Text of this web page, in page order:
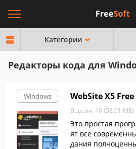
Категории
Редакторы кода для
Windows WebSite X5 Free
Версия: 10 (58.01 МБ)
Это простая
ят все
дания